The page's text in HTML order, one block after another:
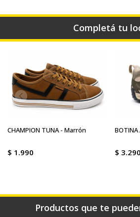
Completá tu
CHAMPION TUNA - Marrón
$ 1.990
BOTINA
$ 3.290
Productos que te